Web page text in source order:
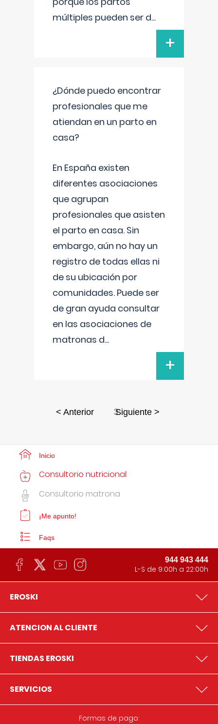
múltiples pueden ser d...
+
¿Dónde puedo encontrar
profesionales que me
atiendan en un parto en
casa?
En España existen
diferentes asociaciones
que agrupan
profesionales que asisten
el parto en casa. Sin
embargo, aún no hay un
registro de todas ellas ni
de su ubicación por
comunidades. Puede ser
de gran ayuda consultar
en las asociaciones de
matronas d...
+
< Anterior 3Siguiente >
Inicio
Consultorio nutricional
Consultorio matrona
¡Me apunto!
Faqs
944 943 444
L-S de 9:00h a 22:00h
EROSKI
ATENCION AL CLIENTE
TIENDAS EROSKI
SERVICIOS
Formas de pago: